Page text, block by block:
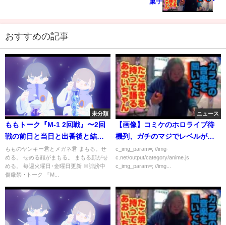
おすすめの記事
未分類
ももトーク『M-1 2回戦』〜2回
戦の前日と当日と出番後と結果
発表。エントリーナンバー6はま
だ死んでいない〜
もものヤンキー君とメガネ君 まもる。せ
める。 せめる顔がまもる。 まもる顔がせ
める。 毎週火曜日･金曜日更新 ※誹謗中
傷厳禁 ･トーク 『M...
ニュース
【画像】コミケのホロライブ待
機列、ガチのマジでレベルが違
うｗｗｗｗｗ
c_img_param=; //img-
c.net/output/category/anime.js
c_img_param=; //img...